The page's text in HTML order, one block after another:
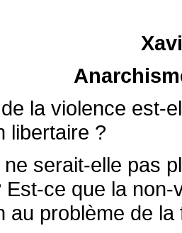
la violence est-
libertaire ?
serait-elle pas
Est-ce que la
au problème de